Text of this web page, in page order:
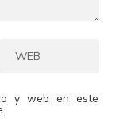
y web en este